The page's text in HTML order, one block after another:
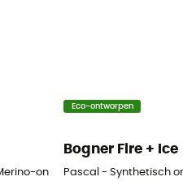
ondergoed - Heren
Eco-ontworpen
Bogner Fire + Ice
Pascal - Synthetisch